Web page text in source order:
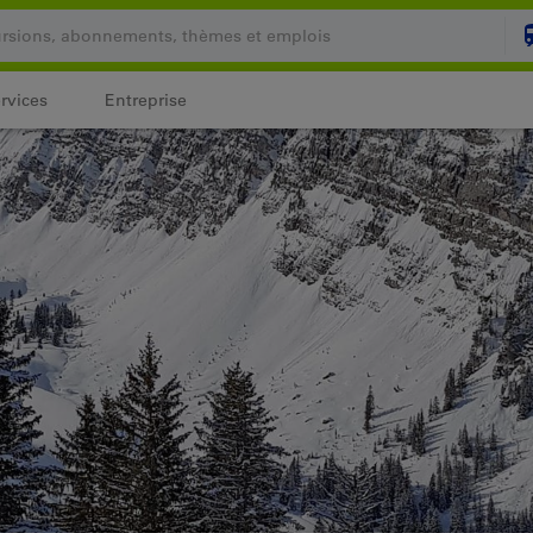
Entreprise
Votre panier est vide
Login